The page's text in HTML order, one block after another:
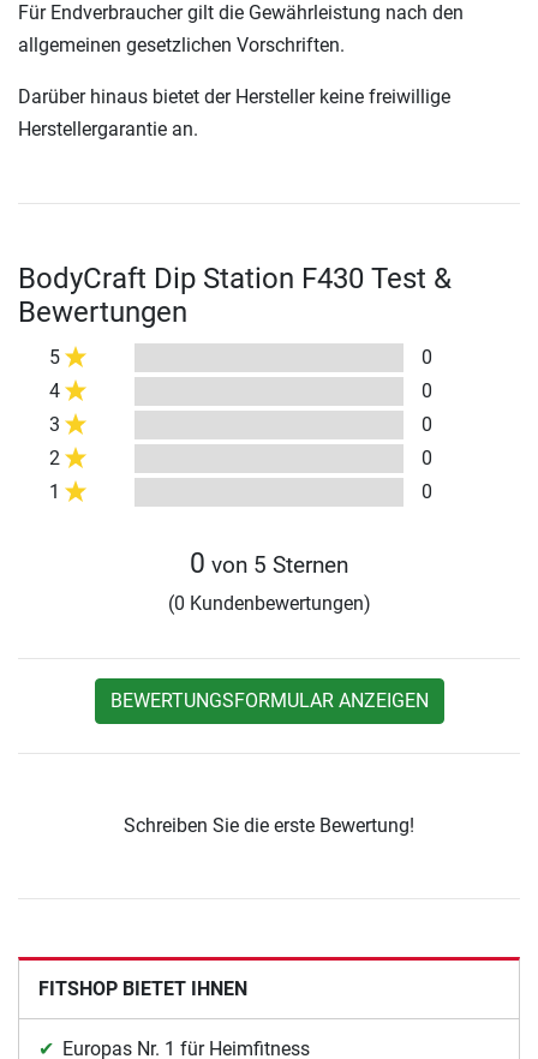
Für Endverbraucher gilt die Gewährleistung nach den
allgemeinen gesetzlichen Vorschriften.
Darüber hinaus bietet der Hersteller keine freiwillige
Herstellergarantie an.
BodyCraft Dip Station F430 Test &
Bewertungen
5
0
4
0
3
0
2
0
1
0
0 von 5 Sternen
(0 Kundenbewertungen)
BEWERTUNGSFORMULAR ANZEIGEN
Schreiben Sie die erste Bewertung!
FITSHOP BIETET IHNEN
Europas Nr. 1 für Heimfitness